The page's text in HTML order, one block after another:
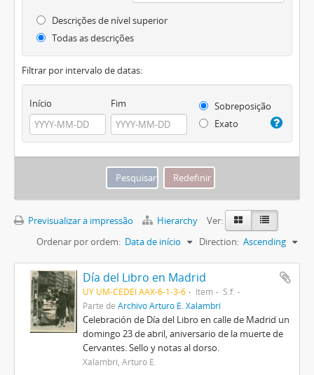
Descrições de nível superior
Todas as descrições
Filtrar por intervalo de datas:
Início Fim
Sobreposição
Exato
Previsualizar a impressão Hierarchy
Ver:
Ordenar por ordem: Data de início Direction: Ascending
Día del Libro en Madrid
UY UM-CEDEI AAX-6-1-3-6 Item
S.f.
Parte de Archivo Arturo E. Xalambrí
Celebración de Día del Libro en calle de Madrid un
domingo 23 de abril, aniversario de la muerte de
Cervantes. Sello y notas al dorso.
Xalambrí, Arturo E.